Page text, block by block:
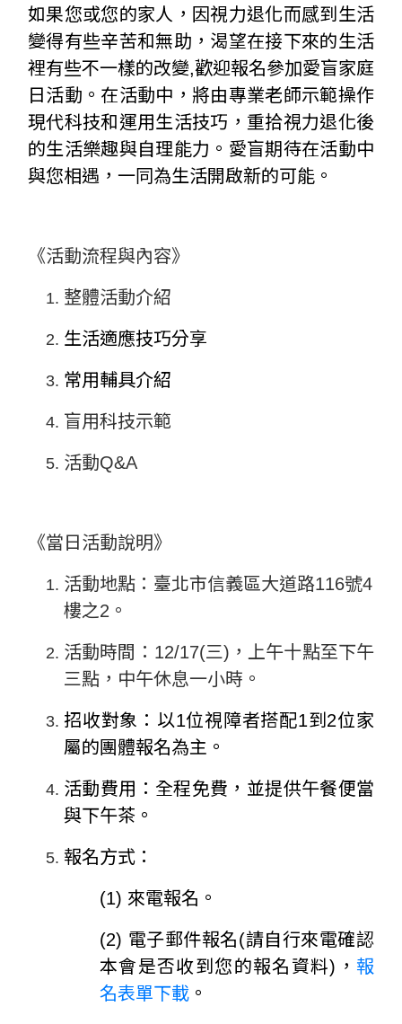
如果您或您的家人，因視力退化而感到生活
變得有些辛苦和無助，渴望在接下來的生活
裡有些不一樣的改變,歡迎報名參加愛盲家庭
日活動。在活動中，將由專業老師示範操作
現代科技和運用生活技巧，重拾視力退化後
的生活樂趣與自理能力。愛盲期待在活動中
與您相遇，一同為生活開啟新的可能。
《活動流程與內容》
整體活動介紹
生活適應技巧分享
常用輔具介紹
盲用科技示範
活動Q&A
《當日活動說明》
活動地點：臺北市信義區大道路116號4
樓之2 。
活動時間 ：12/17(三)，上午十點至下午
三點，中午休息一小時。
招收對象：以1位視障者搭配1到 2位家
屬的團體報名為主。
活動費用：全程免費，並提供午餐便當
與下午茶。
報名方式：
(1) 來電報名。
(2) 電子郵件報名(請自行來電確認
本會是否收到您的報名資料)， 報
名表單下載 。